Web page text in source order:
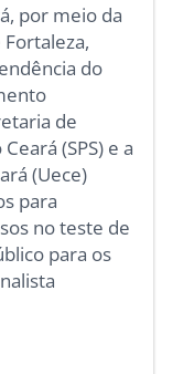
por meio da
do
de
(SPS) e a
(Uece)
para
no teste de
para os